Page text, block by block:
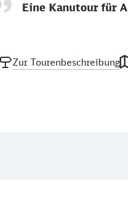
Eine Kanutour für
Zur Tourenbeschreibung